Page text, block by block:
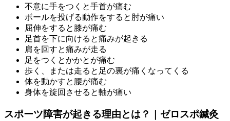
不意に⼿をつくと⼿⾸が痛む
ボールを投げる動作をすると肘が痛い
屈伸をすると膝が痛む
⾜⾸を下に向けると痛みが起きる
肩を回すと痛みが走る
⾜をつくとかかとが痛む
歩く、または⾛ると⾜の裏が痛くなってくる
体を動かすと腰が痛む
⾝体を旋回させると軸が痛い
スポーツ障害が起きる理由とは？｜ゼロスポ鍼灸